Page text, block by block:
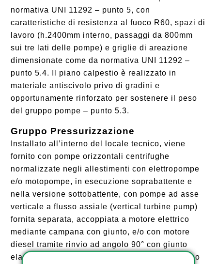
normativa UNI 11292 – punto 5, con
caratteristiche di resistenza al fuoco R60, spazi di
lavoro (h.2400mm interno, passaggi da 800mm
sui tre lati delle pompe) e griglie di areazione
dimensionate come da normativa UNI 11292 –
punto 5.4. Il piano calpestio è realizzato in
materiale antiscivolo privo di gradini e
opportunamente rinforzato per sostenere il peso
del gruppo pompe – punto 5.3.
Gruppo Pressurizzazione
Installato all’interno del locale tecnico, viene
fornito con pompe orizzontali centrifughe
normalizzate negli allestimenti con elettropompe
e/o motopompe, in esecuzione soprabattente e
nella versione sottobattente, con pompe ad asse
verticale a flusso assiale (vertical turbine pump)
fornita separata, accoppiata a motore elettrico
mediante campana con giunto, e/o con motore
diesel tramite rinvio ad angolo 90° con giunto
elastico o cardano, ed infine quando non ci sono